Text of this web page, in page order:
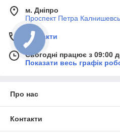
м. Дніпро
Проспект Петра
Контакти
Сьогодні працює з 09:00
Показати весь графік
Про нас
Контакти